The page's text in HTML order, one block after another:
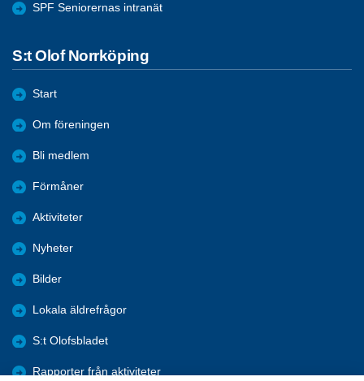
SPF Seniorernas intranät
S:t Olof Norrköping
Start
Om föreningen
Bli medlem
Förmåner
Aktiviteter
Nyheter
Bilder
Lokala äldrefrågor
S:t Olofsbladet
Rapporter från aktiviteter